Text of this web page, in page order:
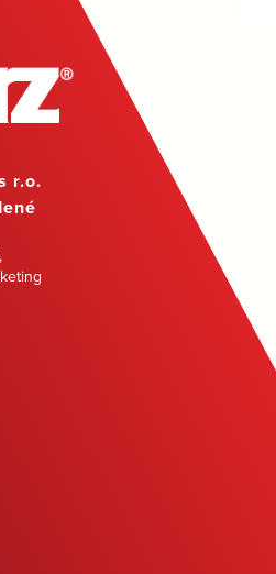
r.o.